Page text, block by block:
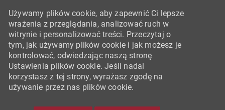
Używamy plików cookie, aby zapewnić Ci lepsze
wrażenia z przeglądania, analizować ruch w
witrynie i personalizować treści. Przeczytaj o
tym, jak używamy plików cookie i jak możesz je
kontrolować, odwiedzając naszą stronę
Ustawienia plików cookie. Jeśli nadal
korzystasz z tej strony, wyrażasz zgodę na
używanie przez nas plików cookie.